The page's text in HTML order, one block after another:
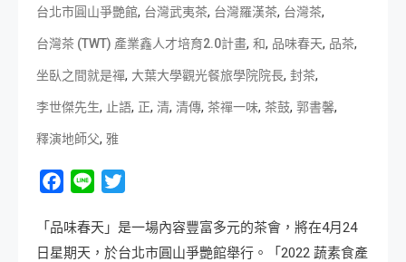
台北市圓山爭艷館, 台灣武夷茶, 台灣羅漢茶, 台灣茶,
台灣茶 (TWT) 產業鑫人才培育2.0計畫, 和, 品味春天, 品茶,
坐臥之間就是禪, 大葉大學觀光餐旅學院院長, 封茶,
李世傑先生, 止語, 正, 清, 清傳, 茶禪一味, 茶鼓, 郭書馨,
釋演地師父, 雅
Facebook
Line
「品味春天」是一場內容豐富多元的茶會，將在4月24
日星期天，於台北市圓山爭艷館舉行。「2022 蔬素食產